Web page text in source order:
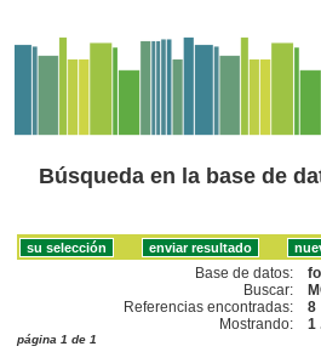
Búsqueda en la base de
Base de datos:
Buscar:
Referencias encontradas:
8
Mostrando:
1
página 1 de 1